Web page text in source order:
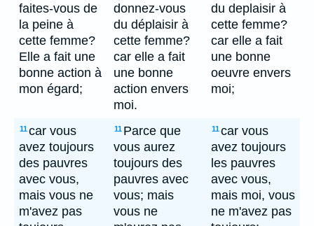
faites-vous de
la peine à
cette femme?
Elle a fait une
bonne action à
mon égard;
donnez-vous
du déplaisir à
cette femme?
car elle a fait
une bonne
action envers
moi.
du deplaisir à
cette femme?
car elle a fait
une bonne
oeuvre envers
moi;
11car vous
avez toujours
des pauvres
avec vous,
mais vous ne
m'avez pas
11 Parce que
vous aurez
toujours des
pauvres avec
vous; mais
vous ne
11car vous
avez toujours
les pauvres
avec vous,
mais moi, vous
ne m'avez pas